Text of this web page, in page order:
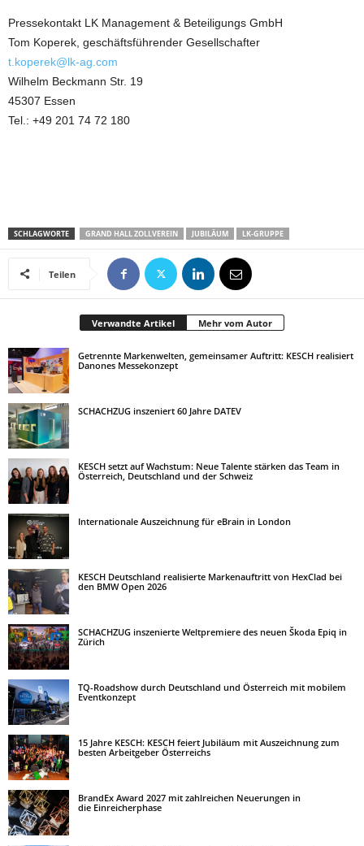
Pressekontakt LK Management & Beteiligungs GmbH
Tom Koperek, geschäftsführender Gesellschafter
t.koperek@lk-ag.com
Wilhelm Beckmann Str. 19
45307 Essen
Tel.: +49 201 74 72 180
SCHLAGWORTE GRAND HALL ZOLLVEREIN JUBILÄUM LK-GRUPPE
Teilen
Verwandte Artikel Mehr vom Autor
Getrennte Markenwelten, gemeinsamer Auftritt: KESCH realisiert
Danones Messekonzept
SCHACHZUG inszeniert 60 Jahre DATEV
KESCH setzt auf Wachstum: Neue Talente stärken das Team in
Österreich, Deutschland und der Schweiz
Internationale Auszeichnung für eBrain in London
KESCH Deutschland realisierte Markenauftritt von HexClad bei
den BMW Open 2026
SCHACHZUG inszenierte Weltpremiere des neuen Škoda Epiq in
Zürich
TQ-Roadshow durch Deutschland und Österreich mit mobilem
Eventkonzept
15 Jahre KESCH: KESCH feiert Jubiläum mit Auszeichnung zum
besten Arbeitgeber Österreichs
BrandEx Award 2027 mit zahlreichen Neuerungen in
die Einreicherphase